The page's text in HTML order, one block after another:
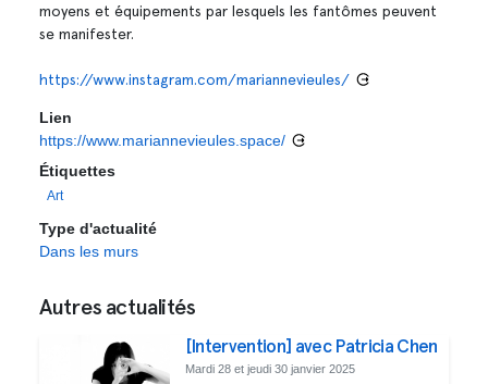
moyens et équipements par lesquels les fantômes peuvent
se manifester.
https://www.instagram.com/mariannevieules/
Lien
https://www.mariannevieules.space/
Étiquettes
Art
Type d'actualité
Dans les murs
Autres actualités
[Intervention] avec Patricia Chen
Mardi 28 et jeudi 30 janvier 2025